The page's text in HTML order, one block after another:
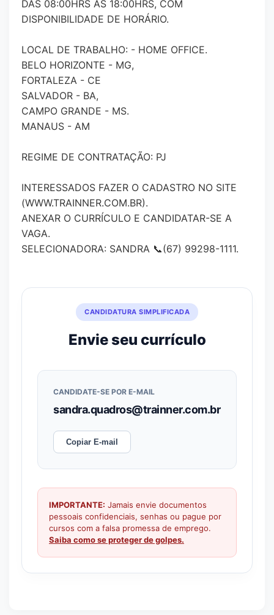
DAS 08:00HRS ÀS 18:00HRS, COM
DISPONIBILIDADE DE HORÁRIO.
LOCAL DE TRABALHO: - HOME OFFICE.
BELO HORIZONTE - MG,
FORTALEZA - CE
SALVADOR - BA,
CAMPO GRANDE - MS.
MANAUS - AM
REGIME DE CONTRATAÇÃO: PJ
INTERESSADOS FAZER O CADASTRO NO SITE
(WWW.TRAINNER.COM.BR).
ANEXAR O CURRÍCULO E CANDIDATAR-SE A
VAGA.
SELECIONADORA: SANDRA 📞(67) 99298-1111.
CANDIDATURA SIMPLIFICADA
Envie seu currículo
CANDIDATE-SE POR E-MAIL
sandra.quadros@trainner.com.br
Copiar E-mail
IMPORTANTE: Jamais envie documentos
pessoais confidenciais, senhas ou pague por
cursos com a falsa promessa de emprego.
Saiba como se proteger de golpes.